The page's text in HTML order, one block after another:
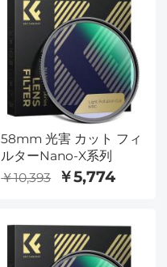
58mm 光害 カット フィ
ルターNano-X系列
￥10,393
￥5,774